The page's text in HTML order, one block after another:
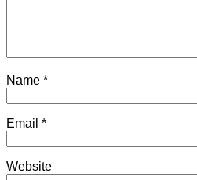
Name *
Email *
Website